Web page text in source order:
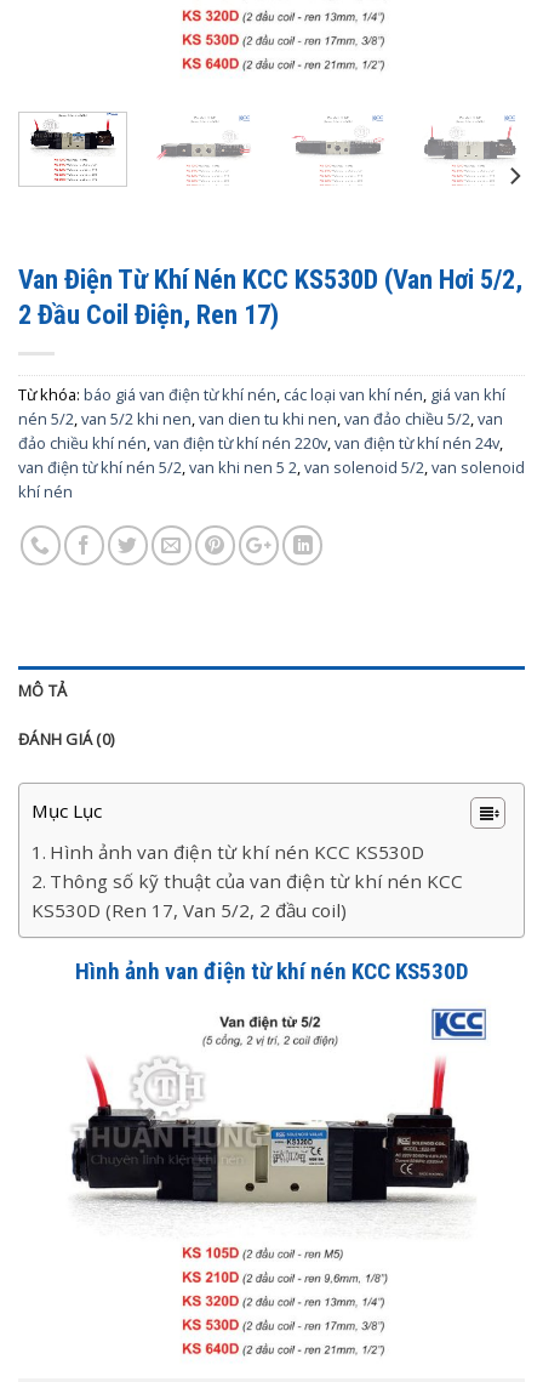
Van Điện Từ Khí Nén KCC KS530D (Van Hơi 5/2,
2 Đầu Coil Điện, Ren 17)
Từ khóa: báo giá van điện từ khí nén, các loại van khí nén, giá van khí
nén 5/2,van 5/2 khi nen,van dien tu khi nen,van đảo chiều 5/2,van
đảo chiều khí nén,van điện từ khí nén 220v,van điện từ khí nén 24v,
van điện từ khí nén 5/2,van khi nen 5 2,van solenoid 5/2,van solenoid
khí nén
MÔ TẢ
ĐÁNH GIÁ (0)
Mục Lục
Hình ảnh van điện từ khí nén KCC KS530D
Thông số kỹ thuật của van điện từ khí nén KCC
KS530D (Ren 17, Van 5/2, 2 đầu coil)
Hình ảnh van điện từ khí nén KCC KS530D